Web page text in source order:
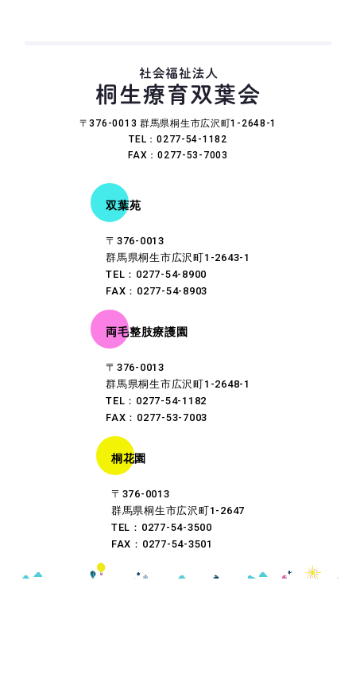
〒376-0013 群馬県桐生市広沢町1-2648-1
TEL：0277-54-1182
FAX：0277-53-7003
双葉苑
〒376-0013
群馬県桐生市広沢町1-2643-1
TEL：0277-54-8900
FAX：0277-54-8903
両毛整肢療護園
〒376-0013
群馬県桐生市広沢町1-2648-1
TEL：0277-54-1182
FAX：0277-53-7003
桐花園
〒376-0013
群馬県桐生市広沢町1-2647
TEL：0277-54-3500
FAX：0277-54-3501